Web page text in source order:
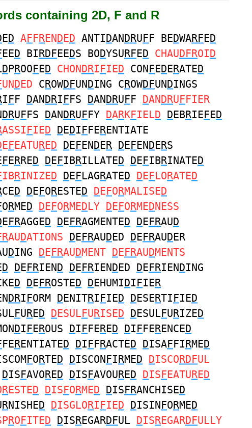
containing 2D, F and R
ED AFFRENDED ANTIDANDRUFF BEDWARFED
EED BIRDFEEDS BODYSURFED CHAUDFROID
DPROOFED CHONDRIFIED CONFEDERATED
UNDED CROWDFUNDING CROWDFUNDINGS
IFF DANDRIFFS DANDRUFF DANDRUFFIER
DRUFFS DANDRUFFY DARKFIELD DEBRIEFED
ASSIFIED DEDIFFERENTIATE
EFEATURED DEFENDER DEFENDERS
FERRED DEFIBRILLATED DEFIBRINATED
IBRINIZED DEFLAGRATED DEFLORATED
CED DEFORESTED DEFORMALISED
ORMED DEFORMEDLY DEFORMEDNESS
EFRAGGED DEFRAGMENTED DEFRAUD
AUDATIONS DEFRAUDED DEFRAUDER
DING DEFRAUDMENT DEFRAUDMENTS
D DEFRIEND DEFRIENDED DEFRIENDING
D DEFROSTED DEHUMIDIFIER
DRIFORM DENITRIFIED DESERTIFIED
FURED DESULFURISED DESULFURIZED
DIFEROUS DIFFERED DIFFERENCED
FERENTIATED DIFFRACTED DISAFFIRMED
FORTED DISCONFIRMED DISCORDFUL
DISFAVORED DISFAVOURED DISFEATURED
RESTED DISFORMED DISFRANCHISED
RNISHED DISGLORIFIED DISINFORMED
ROFITED DISREGARDFUL DISREGARDFULLY